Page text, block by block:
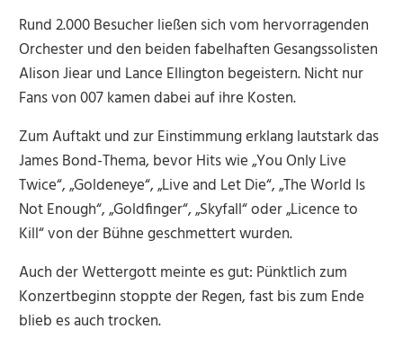
Rund 2.000 Besucher ließen sich vom hervorragenden
Orchester und den beiden fabelhaften Gesangssolisten
Alison Jiear und Lance Ellington begeistern. Nicht nur
Fans von 007 kamen dabei auf ihre Kosten.
Zum Auftakt und zur Einstimmung erklang lautstark das
James Bond-Thema, bevor Hits wie „You Only Live
Twice“, „Goldeneye“, „Live and Let Die“, „The World Is
Not Enough“, „Goldfinger“, „Skyfall“ oder „Licence to
Kill“ von der Bühne geschmettert wurden.
Auch der Wettergott meinte es gut: Pünktlich zum
Konzertbeginn stoppte der Regen, fast bis zum Ende
blieb es auch trocken.